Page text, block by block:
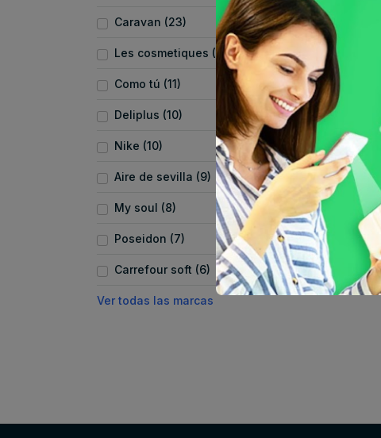
Caravan (23)
Les cosmetiques (21)
Como tú (11)
Deliplus (10)
Nike (10)
Aire de sevilla (9)
My soul (8)
Poseidon (7)
Carrefour soft (6)
Ver todas las marcas